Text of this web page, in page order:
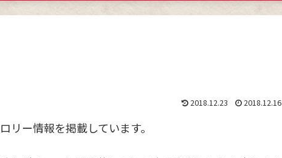
2018.12.23 2018.12.16
リー情報を掲載しています。